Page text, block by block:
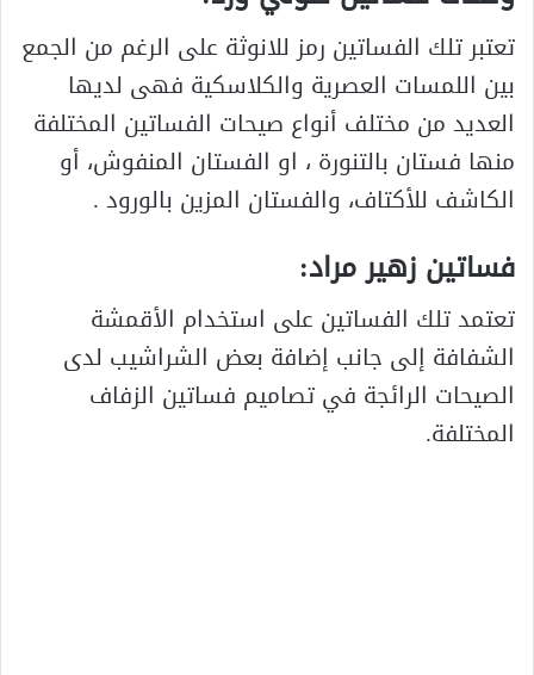
تعتبر تلك الفساتين رمز للانوثة على الرغم من الجمع
بين اللمسات العصرية والكلاسكية فهى لديها
العديد من مختلف أنواع صيحات الفساتين المختلفة
منها فستان بالتنورة ، او الفستان المنفوش، أو
الكاشف للأكتاف، والفستان المزين بالورود .
فساتين زهير مراد:
تعتمد تلك الفساتين على استخدام الأقمشة
الشفافة إلى جانب إضافة بعض الشراشيب لدى
الصيحات الرائجة في تصاميم فساتين الزفاف
المختلفة.